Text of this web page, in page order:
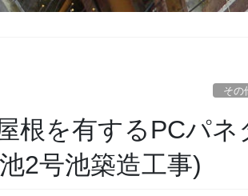
その
根を有するPCパネ
2号池築造工事)